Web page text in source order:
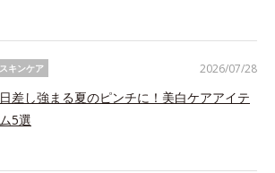
スキンケア
日差し強まる夏のピンチに！美白ケアアイテ
ム5選
2026/07/28